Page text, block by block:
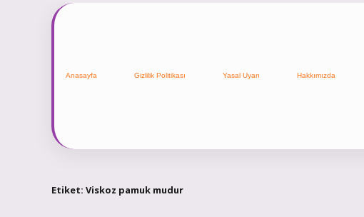
Anasayfa Gizlilik Politikası Yasal Uyarı Hakkımızda
Etiket: Viskoz pamuk mudur